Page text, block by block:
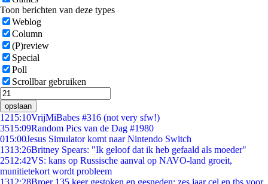
Toon berichten van deze types
Weblog
Column
(P)review
Special
Poll
Scrollbar gebruiken
opslaan
1215:10VrijMiBabes #316 (not very sfw!)
3515:09Random Pics van de Dag #1980
015:00Jesus Simulator komt naar Nintendo Switch
1313:26Britney Spears: "Ik geloof dat ik heb gefaald als moeder"
2512:42VS: kans op Russische aanval op NAVO-land groeit,
munitietekort wordt probleem
1312:28Broer 135 keer gestoken en gesneden: zes jaar cel en tbs voor